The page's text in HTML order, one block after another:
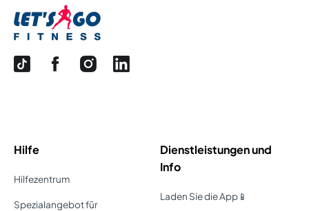
Hilfe
Hilfezentrum
Spezialangebot für
Dienstleistungen und
Info
Laden Sie die App📱